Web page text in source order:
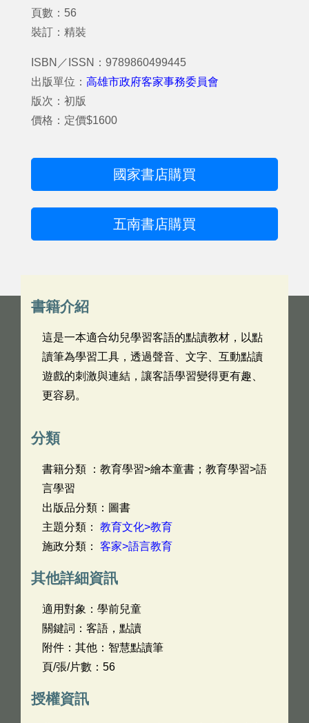
頁數：56
裝訂：精裝
ISBN／ISSN：9789860499445
出版單位： 高雄市政府客家事務委員會
版次：初版
價格：定價$1600
國家書店購買
五南書店購買
書籍介紹
這是一本適合幼兒學習客語的點讀教材，以點
讀筆為學習工具，透過聲音、文字、互動點讀
遊戲的刺激與連結，讓客語學習變得更有趣、
更容易。
分類
書籍分類 ：教育學習>繪本童書；教育學習>語
言學習
出版品分類：圖書
主題分類： 教育文化>教育
施政分類： 客家>語言教育
其他詳細資訊
適用對象：學前兒童
關鍵詞：客語，點讀
附件：其他：智慧點讀筆
頁/張/片數：56
授權資訊